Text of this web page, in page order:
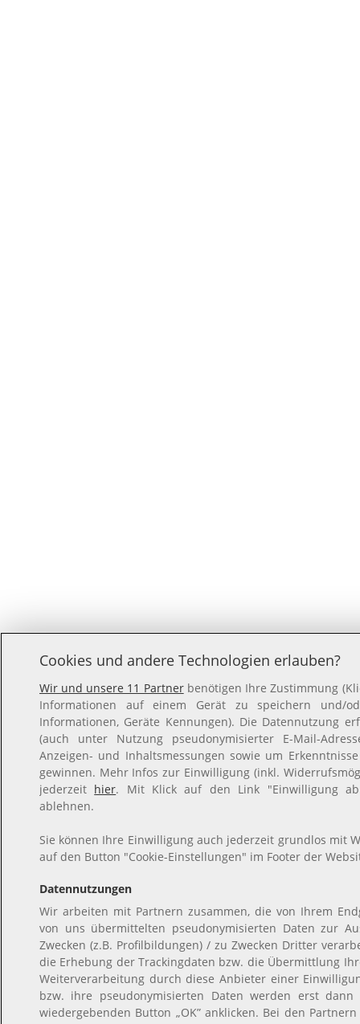
Cookies und andere Technologien erlauben?
Wir und unsere 11 Partnerbenötigen Ihre Zustimmung
Informationen auf einem Gerät zu speichern und/
Informationen, Geräte Kennungen). Die Datennutzung
(auch unter Nutzung pseudonymisierter E-Mail-
Anzeigen- und Inhaltsmessungen sowie um
gewinnen. Mehr Infos zur Einwilligung (inkl.
jederzeit hier. Mit Klick auf den Link "Einwilligung
ablehnen.
Sie können Ihre Einwilligung auch jederzeit grundlos mit
auf den Button "Cookie-Einstellungen" im Footer der
Datennutzungen
Wir arbeiten mit Partnern zusammen, die von Ihrem
von uns übermittelten pseudonymisierten Daten zur
Zwecken (z.B. Profilbildungen) / zu Zwecken Dritter
die Erhebung der Trackingdaten bzw. die Übermittlung
Weiterverarbeitung durch diese Anbieter einer
bzw. ihre pseudonymisierten Daten werden erst
wiedergebenden Button „OK” anklicken. Bei den